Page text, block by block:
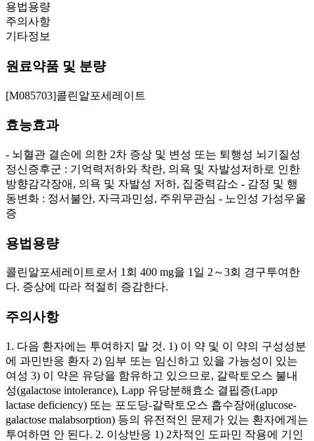
용법용량
주의사항
기타정보
원료약품 및 분량
[M085703]콜린알포세레이트
효능효과
- 뇌혈관 결손에 의한 2차 증상 및 변성 또는 퇴행성 뇌기질성
정신증후군 : 기억력저하와 착란, 의욕 및 자발성저하로 인한
방향감각장애, 의욕 및 자발성 저하, 집중력감소 - 감정 및 행
동변화 : 정서불안, 자극과민성, 주위무관심 - 노인성 가성우울
증
용법용량
콜린알포세레이트로서 1회 400 mg을 1일 2～3회 경구투여한
다. 증상에 따라 적절히 증감한다.
주의사항
1. 다음 환자에는 투여하지 말 것. 1) 이 약 및 이 약의 구성성분
에 과민반응 환자 2) 임부 또는 임신하고 있을 가능성이 있는
여성 3) 이 약은 유당을 함유하고 있으므로, 갈락토오스 불내
성(galactose intolerance), Lapp 유당분해효소 결핍증(Lapp
lactase deficiency) 또는 포도당-갈락토오스 흡수장애(glucose-
galactose malabsorption) 등의 유전적인 문제가 있는 환자에게는
투여하면 안 된다. 2. 이상반응 1) 2차적인 도파민 작용에 기인